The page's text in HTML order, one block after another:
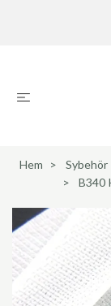
Hem Sybehör
B340